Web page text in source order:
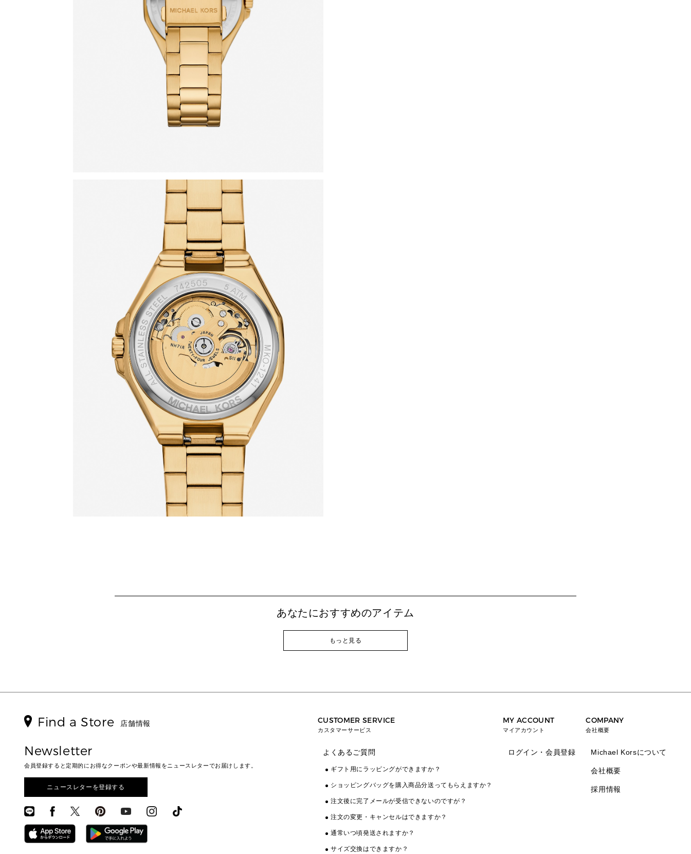
あなたにおすすめのアイテム
もっと見る
Find a Store 店舗情報
Newsletter
会員登録すると定期的にお得なクーポンや最新情報をニュースレターでお届けします。
ニュースレターを登録する
CUSTOMER SERVICE
カスタマーサービス
よくあるご質問
ギフト用にラッピングができますか？
ショッピングバッグを購入商品分送ってもらえますか？
注文後に完了メールが受信できないのですが？
注文の変更・キャンセルはできますか？
通常いつ頃発送されますか？
サイズ交換はできますか？
MY ACCOUNT
マイアカウント
ログイン・会員登録
COMPANY
会社概要
Michael Korsについて
会社概要
採用情報